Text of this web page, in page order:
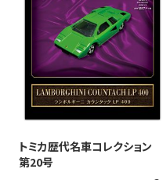
トミカ歴代名車コレクション
第20号